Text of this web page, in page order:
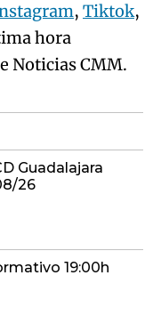
, Tiktok,
hora
Noticias CMM.
Guadalajara
26
19:00h